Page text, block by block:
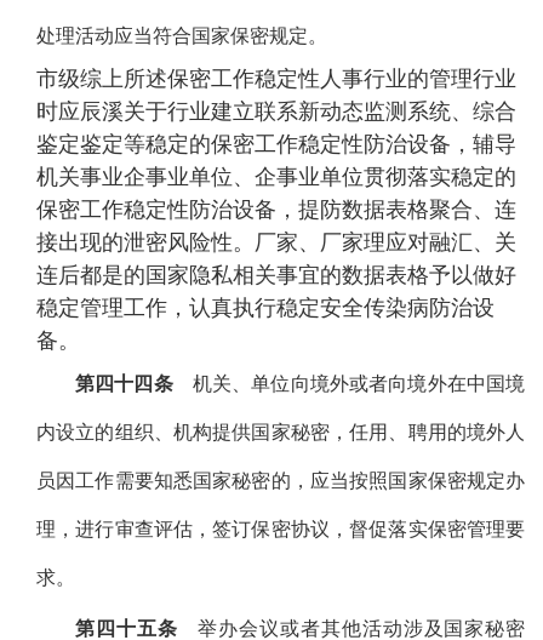
处理活动应当符合国家保密规定。
市级综上所述保密工作稳定性人事行业的管理行业
时应辰溪关于行业建立联系新动态监测系统、综合
鉴定鉴定等稳定的保密工作稳定性防治设备，辅导
机关事业企事业单位、企事业单位贯彻落实稳定的
保密工作稳定性防治设备，提防数据表格聚合、连
接出现的泄密风险性。厂家、厂家理应对融汇、关
连后都是的国家隐私相关事宜的数据表格予以做好
稳定管理工作，认真执行稳定安全传染病防治设
备。
第四十四条机关、单位向境外或者向境外在中国境
内设立的组织、机构提供国家秘密，任用、聘用的境外人
员因工作需要知悉国家秘密的，应当按照国家保密规定办
理，进行审查评估，签订保密协议，督促落实保密管理要
求。
第四十五条 举办会议或者其他活动涉及国家秘密